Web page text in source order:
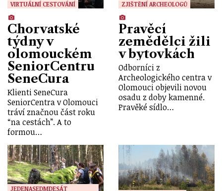
VIRTUÁLNÍ CESTOVÁNÍ
Chorvatské
týdny v
olomouckém
SeniorCentru
SeneCura
Klienti SeneCura
SeniorCentra v Olomouci
tráví značnou část roku
“na cestách”. A to
formou…
ZJIŠTĚNÍ ARCHEOLOGŮ
Pravěcí
zemědělci žili
v bytovkách
Odborníci z
Archeologického centra v
Olomouci objevili novou
osadu z doby kamenné.
Pravěké sídlo…
JEDENASEDMDESÁT